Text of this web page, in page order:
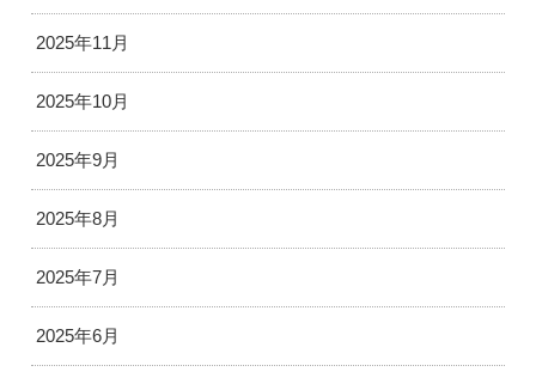
2025年11月
2025年10月
2025年9月
2025年8月
2025年7月
2025年6月